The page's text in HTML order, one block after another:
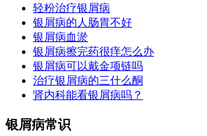
轻粉治疗银屑病
银屑病的人肠胃不好
银屑病血淤
银屑病擦完药很痒怎么办
银屑病可以戴金项链吗
治疗银屑病的三什么酮
肾内科能看银屑病吗？
银屑病常识